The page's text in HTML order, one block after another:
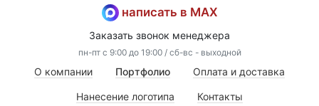
написать в MAX
Заказать звонок менеджера
пн-пт с 9:00 до 19:00 / сб-вс - выходной
О компании Портфолио Оплата и доставка
Нанесение логотипа Контакты